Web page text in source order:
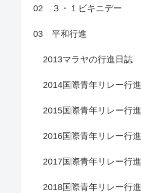
02 ３・１ビキニデー
03 平和行進
2013マラヤの行進日誌
2014国際青年リレー行進
2015国際青年リレー行進
2016国際青年リレー行進
2017国際青年リレー行進
2018国際青年リレー行進